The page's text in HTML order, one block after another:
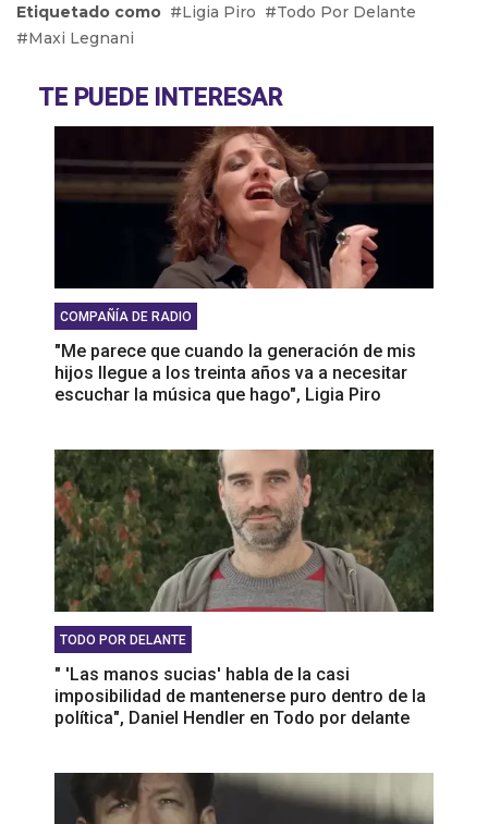
"Tenemos que quedarnos tranquilos porque el
equipo compite e incomoda a cualquier rival",
"Los que tenemos más de 40 somos una
generación olvidada", Tomás Balmaceda
Etiquetado como Ligia Piro
Todo Por Delante
Maxi Legnani
TE PUEDE INTERESAR
COMPAÑÍA DE RADIO
"Me parece que cuando la generación de mis
hijos llegue a los treinta años va a necesitar
escuchar la música que hago", Ligia Piro
TODO POR DELANTE
" 'Las manos sucias' habla de la casi
imposibilidad de mantenerse puro dentro de la
política", Daniel Hendler en Todo por delante